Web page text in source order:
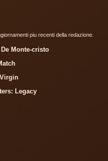
piu recenti della redazione.
Monte-cristo
Legacy